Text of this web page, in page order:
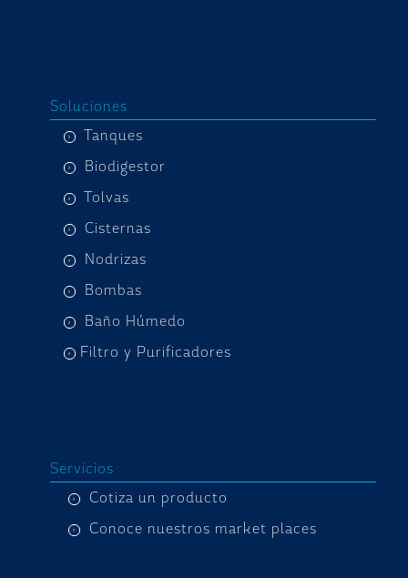
Soluciones
Tanques
Biodigestor
Tolvas
Cisternas
Nodrizas
Bombas
Baño Húmedo
Filtro y Purificadores
Servicios
Cotiza un producto
Conoce nuestros market places